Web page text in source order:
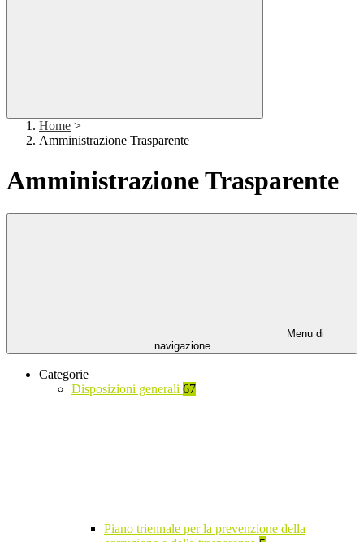
Home >
Amministrazione Trasparente
Amministrazione Trasparente
Menu di
navigazione
Categorie
Disposizioni generali 67
Piano triennale per la prevenzione della